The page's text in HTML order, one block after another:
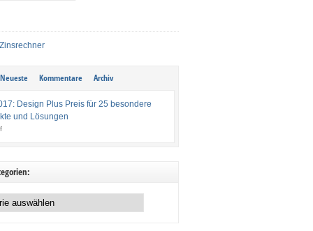
Neueste Kommentare Archiv
Design Plus Preis für 25 besondere
und Lösungen